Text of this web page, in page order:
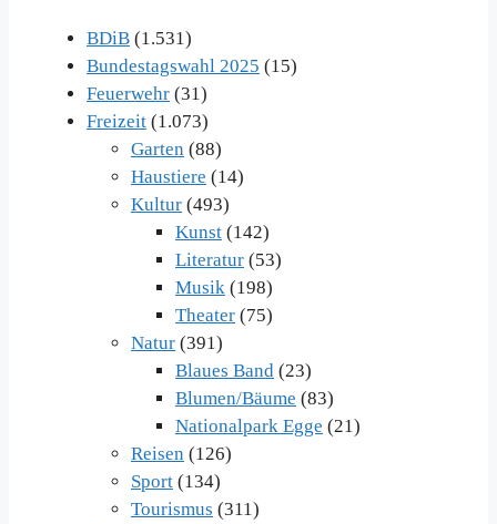
BDiB (1.531)
Bundestagswahl 2025 (15)
Feuerwehr (31)
Freizeit (1.073)
Garten (88)
Haustiere (14)
Kultur (493)
Kunst (142)
Literatur (53)
Musik (198)
Theater (75)
Natur (391)
Blaues Band (23)
Blumen/Bäume (83)
Nationalpark Egge (21)
Reisen (126)
Sport (134)
Tourismus (311)